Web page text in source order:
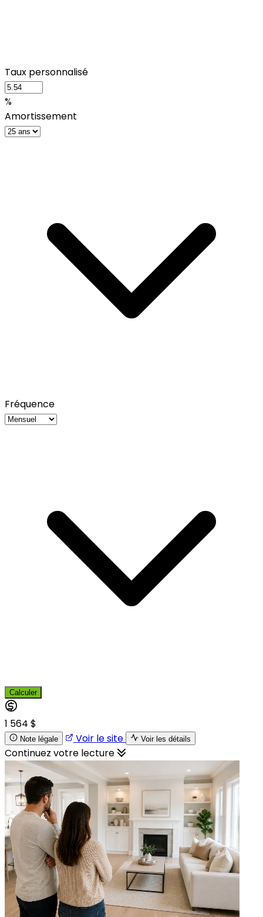
Taux personnalisé
%
Amortissement
Fréquence
Calculer
1 564 $
Note légale Voir le site Voir les détails
Continuez votre lecture